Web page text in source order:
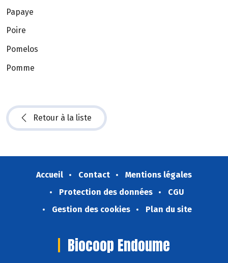
Papaye
Poire
Pomelos
Pomme
Retour à la liste
Accueil Contact
Mentions légales
Protection des données
CGU
Gestion des cookies
Plan du site
Biocoop Endoume